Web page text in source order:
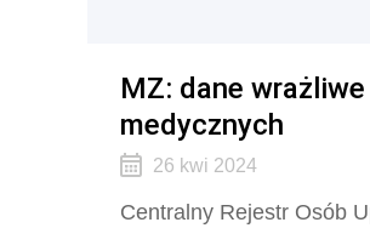
MZ: dane
medycznych
26 kwi 2024
Centralny Rejestr Osób